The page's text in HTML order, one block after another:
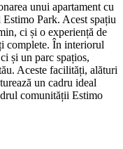
unui apartament cu
Park. Acest spațiu
ci și o experiență de
complete. În interiorul
și un parc spațios,
Aceste facilități, alături
un cadru ideal
comunității Estimo